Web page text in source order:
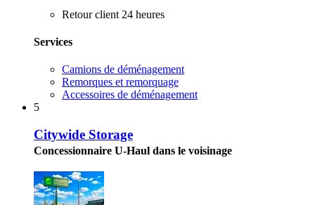
Retour client 24 heures
Services
Camions de déménagement
Remorques et remorquage
Accessoires de déménagement
5
Citywide Storage
Concessionnaire U-Haul dans le voisinage